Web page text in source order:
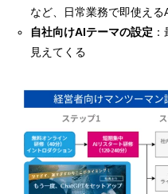
など、日常業務で即使える
自社向けAIテーマの設定
見えてくる
AIは、あなたの“味方”